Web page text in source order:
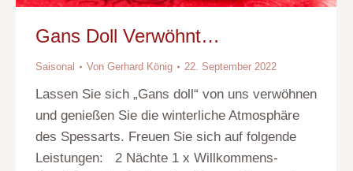
Gans Doll Verwöhnt…
Saisonal Von Gerhard König 22. September 2022
Lassen Sie sich „Gans doll“ von uns verwöhnen
und genießen Sie die winterliche Atmosphäre
des Spessarts. Freuen Sie sich auf folgende
Leistungen: 2 Nächte 1 x Willkommens-